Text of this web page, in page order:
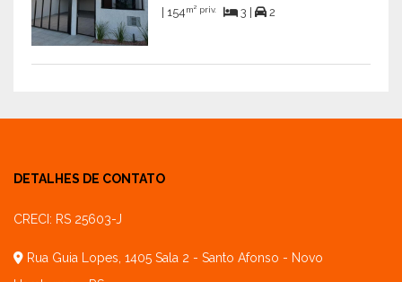
| 154m² priv. 3 | 2
DETALHES DE CONTATO
CRECI: RS 25603-J
Rua Guia Lopes, 1405 Sala 2 - Santo Afonso - Novo